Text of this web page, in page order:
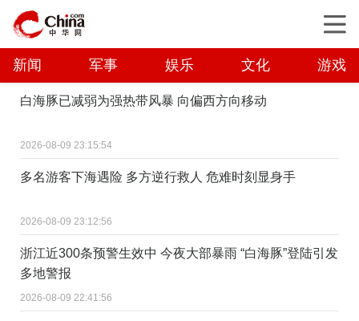
新闻 军事 娱乐 文化 游戏
白海豚已减弱为强热带风暴 向偏西方向移动
2026-08-09 23:15:54
多名游客下海遇险 多方逆行救人 危难时刻显身手
2026-08-09 23:12:56
浙江近300条预警生效中 今夜大部暴雨 “白海豚”登陆引发
多地警报
2026-08-09 22:41:56